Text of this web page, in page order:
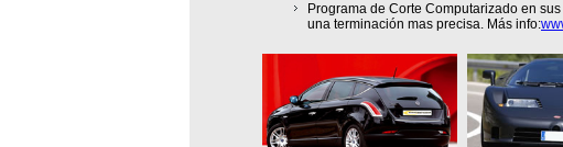
Programa de Corte Computarizado en
una terminación mas precisa. Más info: